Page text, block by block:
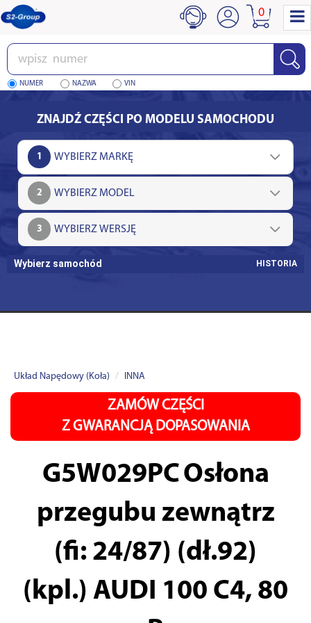
Wpisz
numer
NUMER NAZWA VIN
0
ZNAJDŹ CZĘŚCI PO MODELU SAMOCHODU
1
2
3
Wybierz samochód HISTORIA
Układ Napędowy (Koła) INNA
ZAMÓW CZĘŚCI
Z GWARANCJĄ DOPASOWANIA
G5W029PCOsłona
przegubu zewnątrz
(fi: 24/87) (dł.92)
(kpl.) AUDI 100 C4, 80